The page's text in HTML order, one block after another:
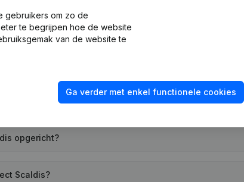
Scaldis?
opgericht?
Scaldis?
gebruikers om zo de
te begrijpen hoe de website
van de website te
Ga verder met enkel functionele cookies